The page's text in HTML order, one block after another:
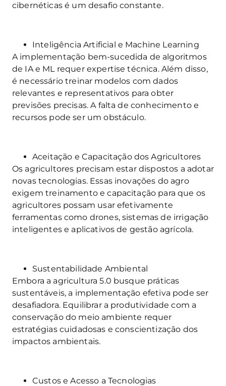
cibernéticas é um desafio constante.
Inteligência Artificial e Machine Learning
A implementação bem-sucedida de algoritmos
de IA e ML requer expertise técnica. Além disso,
é necessário treinar modelos com dados
relevantes e representativos para obter
previsões precisas. A falta de conhecimento e
recursos pode ser um obstáculo.
Aceitação e Capacitação dos Agricultores
Os agricultores precisam estar dispostos a adotar
novas tecnologias. Essas inovações do agro
exigem treinamento e capacitação para que os
agricultores possam usar efetivamente
ferramentas como drones, sistemas de irrigação
inteligentes e aplicativos de gestão agrícola.
Sustentabilidade Ambiental
Embora a agricultura 5.0 busque práticas
sustentáveis, a implementação efetiva pode ser
desafiadora. Equilibrar a produtividade com a
conservação do meio ambiente requer
estratégias cuidadosas e conscientização dos
impactos ambientais.
Custos e Acesso a Tecnologias